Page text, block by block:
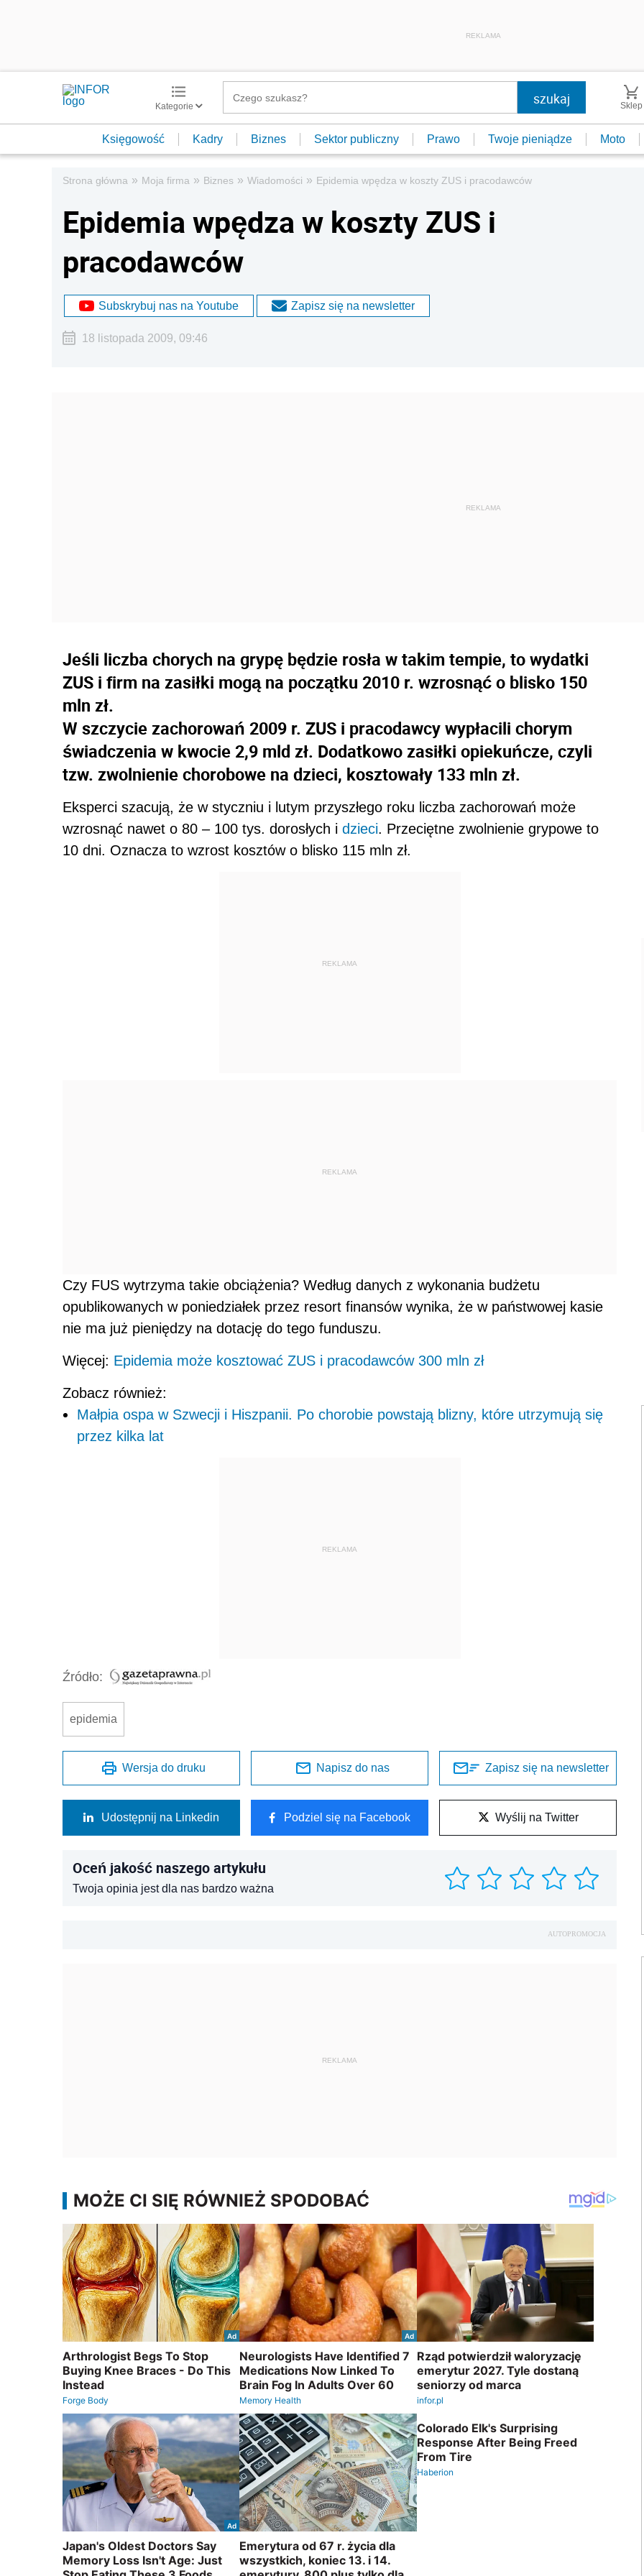
REKLAMA
Kategorie Sklep
Księgowość Kadry Biznes Sektor publiczny Prawo Twoje pieniądze Moto
Strona główna » Moja firma » Biznes » Wiadomości » Epidemia wpędza w koszty ZUS i pracodawców
Epidemia wpędza w koszty ZUS i
pracodawców
Subskrybuj nas na Youtube Zapisz się na newsletter
18 listopada 2009, 09:46
Jeśli liczba chorych na grypę będzie rosła w takim tempie, to wydatki
ZUS i firm na zasiłki mogą na początku 2010 r. wzrosnąć o blisko 150
mln zł.
W szczycie zachorowań 2009 r. ZUS i pracodawcy wypłacili chorym
świadczenia w kwocie 2,9 mld zł. Dodatkowo zasiłki opiekuńcze, czyli
tzw. zwolnienie chorobowe na dzieci, kosztowały 133 mln zł.
Eksperci szacują, że w styczniu i lutym przyszłego roku liczba zachorowań może
wzrosnąć nawet o 80 – 100 tys. dorosłych i dzieci. Przeciętne zwolnienie grypowe to
10 dni. Oznacza to wzrost kosztów o blisko 115 mln zł.
REKLAMA
REKLAMA
Czy FUS wytrzyma takie obciążenia? Według danych z wykonania budżetu
opublikowanych w poniedziałek przez resort finansów wynika, że w państwowej kasie
nie ma już pieniędzy na dotację do tego funduszu.
Więcej: Epidemia może kosztować ZUS i pracodawców 300 mln zł
Zobacz również:
Małpia ospa w Szwecji i Hiszpanii. Po chorobie powstają blizny, które utrzymują się
przez kilka lat
REKLAMA
Źródło:
epidemia
Wersja do druku Napisz do nas Zapisz się na newsletter
Udostępnij na Linkedin Podziel się na Facebook Wyślij na Twitter
Oceń jakość naszego artykułu
Twoja opinia jest dla nas bardzo ważna
AUTOPROMOCJA
REKLAMA